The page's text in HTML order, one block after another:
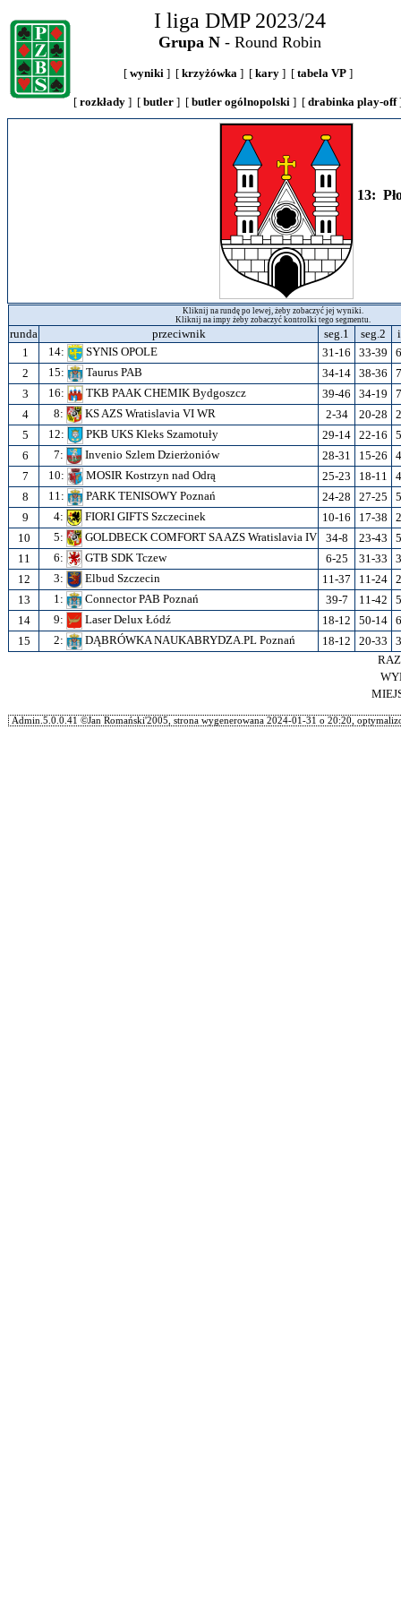
I liga DMP 2023/24
Grupa N- Round Robin
[ wyniki ] [ krzyżówka ] [ kary ] [ tabela VP ]
[ rozkłady ] [ butler ] [ butler ogólnopolski ] [ drabinka play-off
13:
Kliknij na rundę po lewej, żeby zobaczyć jej wyniki.
Kliknij na impy żeby zobaczyć kontrolki tego segmentu.
runda przeciwnik seg.1 seg.2
1
14: SYNIS OPOLE 31-16 33-39
2
15: Taurus PAB 34-14 38-36
3
16: TKB PAAK CHEMIK Bydgoszcz 39-46 34-19
4
8: KS AZS Wratislavia VI WR 2-34 20-28
5
12: PKB UKS Kleks Szamotuły 29-14 22-16
6
7: Invenio Szlem Dzierżoniów 28-31 15-26
7
10: MOSIR Kostrzyn nad Odrą 25-23 18-11
8
11: PARK TENISOWY Poznań 24-28 27-25
9
4: FIORI GIFTS Szczecinek 10-16 17-38
10
5: GOLDBECK COMFORT SA AZS Wratislavia IV 34-8 23-43
11
6: GTB SDK Tczew 6-25 31-33
12
3: Elbud Szczecin 11-37 11-24
13
1: Connector PAB Poznań 39-7 11-42
14
9: Laser Delux Łódź 18-12 50-14
15
2: DĄBRÓWKA NAUKABRYDZA.PL Poznań 18-12 20-33
Admin.5.0.0.41 ©Jan Romański'2005, strona wygenerowana 2024-01-31 o 20:20,